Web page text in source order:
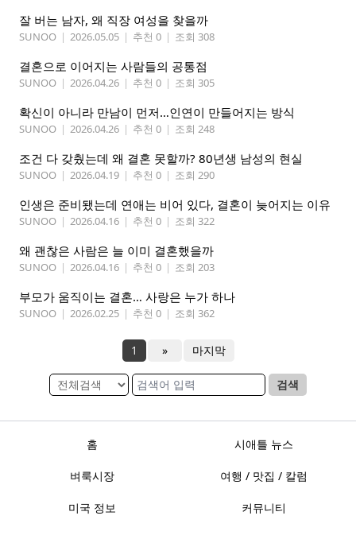
잘 버는 남자, 왜 직장 여성을 찾을까
SUNOO | 2026.05.05 | 추천 0 | 조회 308
결혼으로 이어지는 사람들의 공통점
SUNOO | 2026.04.26 | 추천 0 | 조회 305
확신이 아니라 만남이 먼저…인연이 만들어지는 방식
SUNOO | 2026.04.26 | 추천 0 | 조회 248
조건 다 갖췄는데 왜 결혼 못할까? 80년생 남성의 현실
SUNOO | 2026.04.19 | 추천 0 | 조회 290
인생은 준비됐는데 연애는 비어 있다, 결혼이 늦어지는 이유
SUNOO | 2026.04.16 | 추천 0 | 조회 322
왜 괜찮은 사람은 늘 이미 결혼했을까
SUNOO | 2026.04.16 | 추천 0 | 조회 203
부모가 움직이는 결혼… 사랑은 누가 하나
SUNOO | 2026.02.25 | 추천 0 | 조회 362
1 » 마지막
검색
홈 시애틀 뉴스
벼룩시장 여행 / 맛집 / 칼럼
미국 정보 커뮤니티